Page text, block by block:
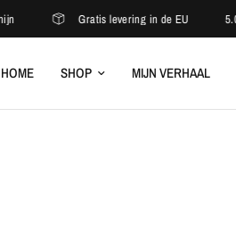
Gratis levering in de EU
HOME SHOP MIJN VERHAAL